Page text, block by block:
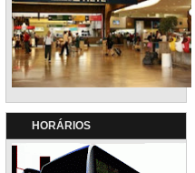
HORÁRIOS